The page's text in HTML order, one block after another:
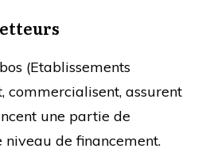
(Etablissements
commercialisent, assurent
une partie de
niveau de financement.